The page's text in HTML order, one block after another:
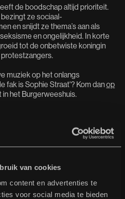
van cookies
content en advertenties te
voor social media te bieden
de boodschap altijd prioriteit.
ze sociaal-
en snijdt ze thema’s aan als
en ongelijkheid. In korte
tot de onbetwiste koningin
muziek op het onlangs
fak is Sophie Straat'? Kom danop
in het Burgerweeshuis.
nieuws